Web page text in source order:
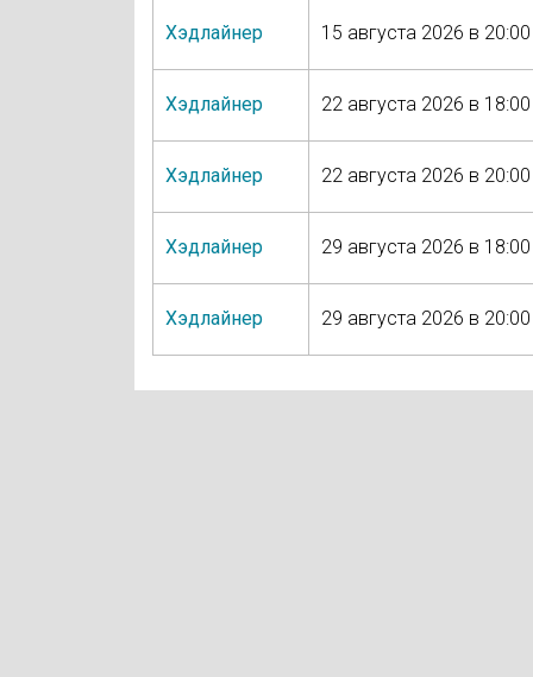
Хэдлайнер 15 августа 2026 в 20:00
Хэдлайнер 22 августа 2026 в 18:00
Хэдлайнер 22 августа 2026 в 20:00
Хэдлайнер 29 августа 2026 в 18:00
Хэдлайнер 29 августа 2026 в 20:00